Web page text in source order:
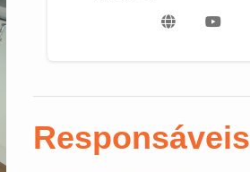
Responsáveis